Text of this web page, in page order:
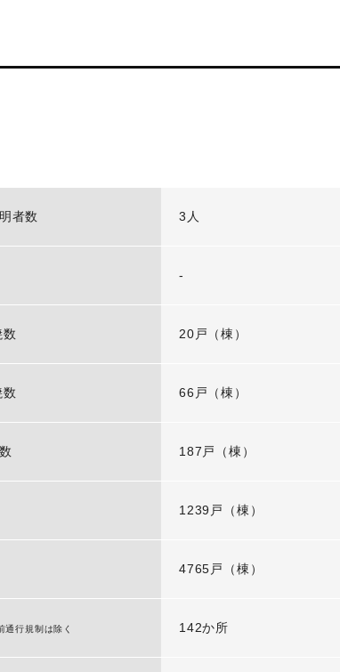
者数 3人
-
20戸（棟）
66戸（棟）
187戸（棟）
1239戸（棟）
4765戸（棟）
通行規制は除く 142か所